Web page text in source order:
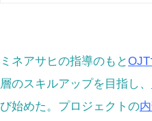
ミネアサヒの指導のもと
層のスキルアップを目指し、
び始めた。プロジェクトの